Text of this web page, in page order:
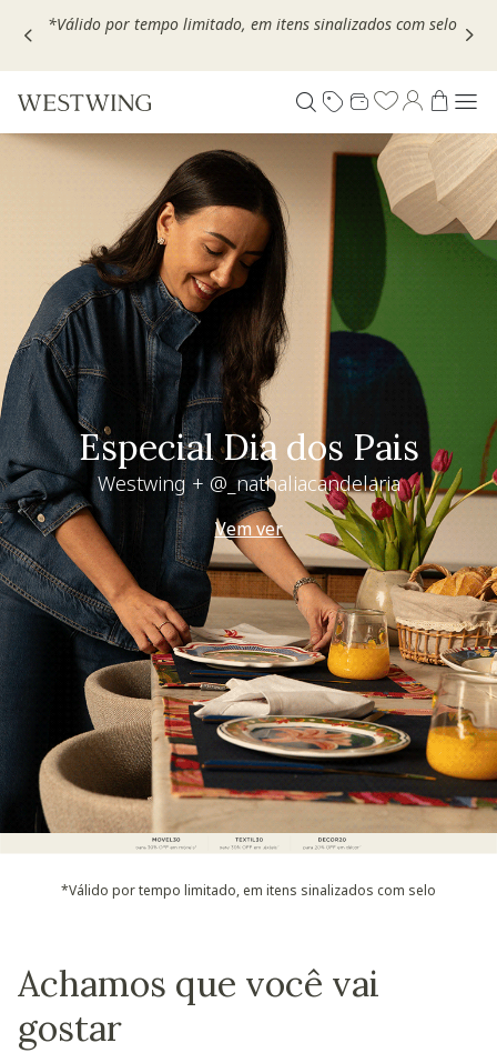
Escolha seu VOUCHER e ganhe até 30% OFF*: use MOVEL30,
Living desejo
+30% OFF extra
Use seu voucher
*Válido por tempo limitado, em itens sinalizados com selo
Achamos que você vai
gostar